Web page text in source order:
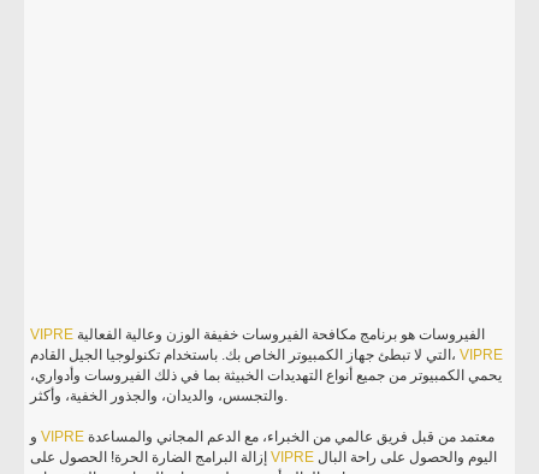
VIPRE
التي لا تبطئ جهاز الكمبيوتر الخاص بك. باستخدام تكنولوجيا الجيل القادم،VIPRE
يحمي الكمبيوتر من جميع أنواع التهديدات الخبيثة بما في ذلك الفيروسات وأدواري،
والتجسس، والديدان، والجذور الخفية، وأكثر.
وVIPRE معتمد من قبل فريق عالمي من الخبراء، مع الدعم المجاني والمساعدة
إزالة البرامج الضارة الحرة! الحصول علىVIPRE اليوم والحصول على راحة البال